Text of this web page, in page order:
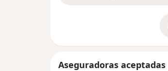
Aseguradoras aceptadas